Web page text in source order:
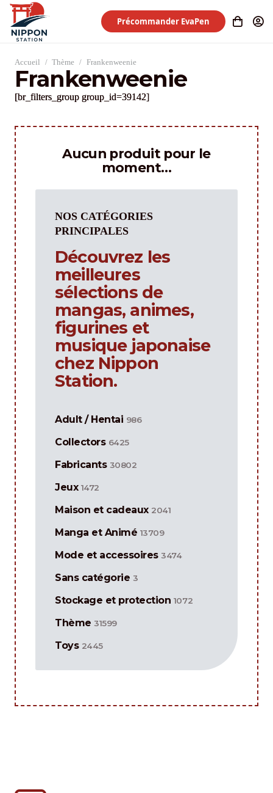
Précommander EvaPen
Accueil / Thème / Frankenweenie
Frankenweenie
[br_filters_group group_id=39142]
Aucun produit pour le
moment…
NOS CATÉGORIES
PRINCIPALES
Découvrez les
meilleures
sélections de
mangas, animes,
figurines et
musique japonaise
chez Nippon
Station.
Adult / Hentai 986
Collectors 6425
Fabricants 30802
Jeux 1472
Maison et cadeaux 2041
Manga et Animé 13709
Mode et accessoires 3474
Sans catégorie 3
Stockage et protection 1072
Thème 31599
Toys 2445